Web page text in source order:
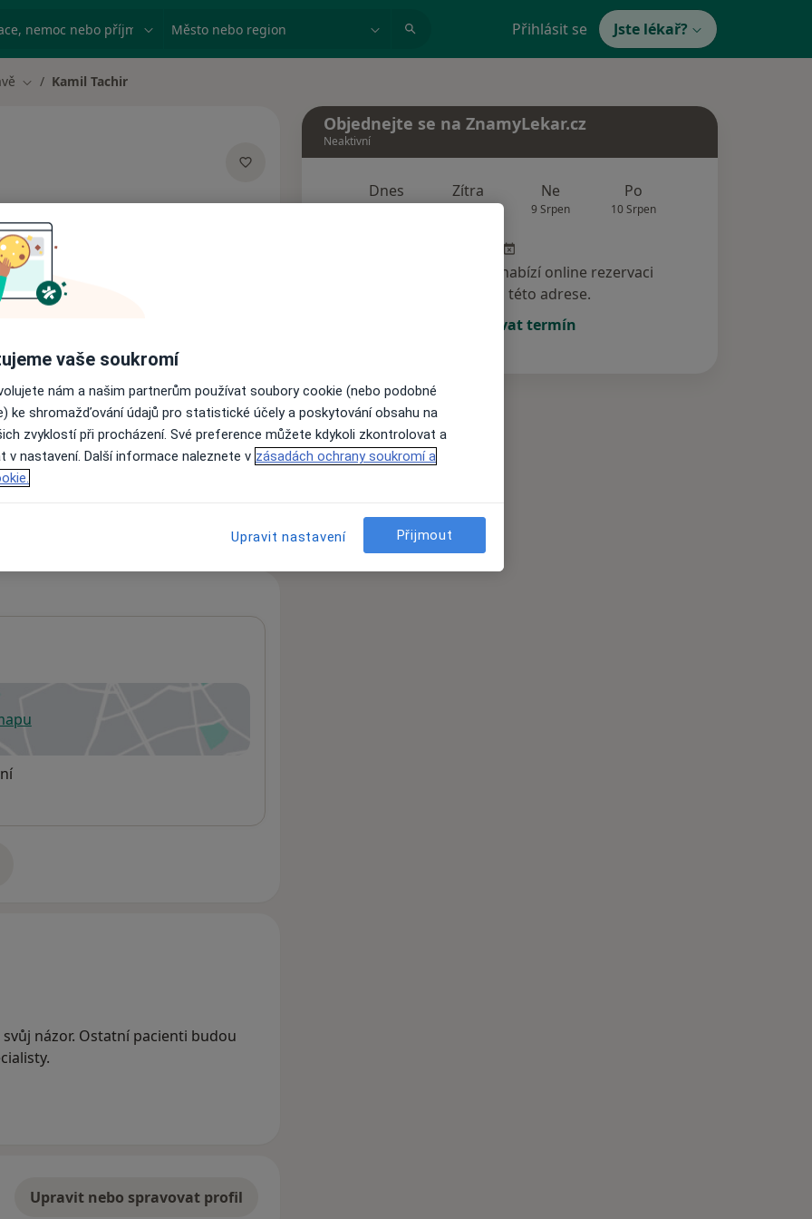
nemoc nebo příjmení Město nebo region Přihlásit se Jste lékař?
Změna města
Kamil Tachir
adresa
Rezervovat termín
Názory pacientů
nejsou k dispozici
informace o svých službách.
v nové záložce
názor. Ostatní pacienti budou
Upravit nebo spravovat profil
Objednejte se na ZnamyLekar.cz
Neaktivní
Dnes Zítra Ne
9 Srpen
Po
10 Srpen
Tento specialista nenabízí online rezervaci
termínu na této adrese.
Rezervovat termín
vaše soukromí
nám a našim partnerům používat soubory cookie (nebo podobné
ke shromažďování údajů pro statistické účely a poskytování obsahu na
zvyklostí při procházení. Své preference můžete kdykoli zkontrolovat a
v nastavení. Další informace naleznete v zásadách ochrany soukromí a
Upravit nastavení Přijmout